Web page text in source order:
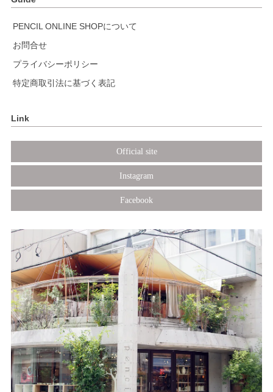
PENCIL ONLINE SHOPについて
お問合せ
プライバシーポリシー
特定商取引法に基づく表記
Link
Official site
Instagram
Facebook